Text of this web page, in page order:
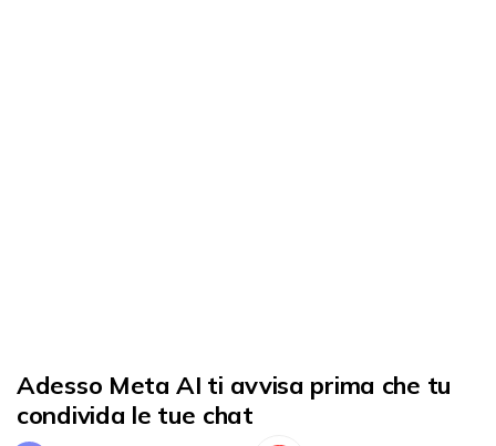
Adesso Meta AI ti avvisa prima che tu
condivida le tue chat